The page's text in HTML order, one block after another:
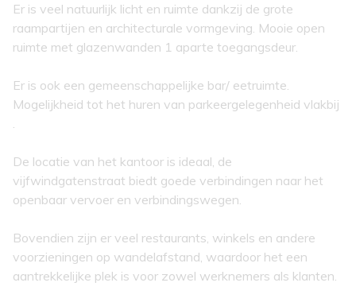
Er is veel natuurlijk licht en ruimte dankzij de grote
raampartijen en architecturale vormgeving. Mooie open
ruimte met glazenwanden 1 aparte toegangsdeur.
Er is ook een gemeenschappelijke bar/ eetruimte.
Mogelijkheid tot het huren van parkeergelegenheid vlakbij
.
De locatie van het kantoor is ideaal, de
vijfwindgatenstraat biedt goede verbindingen naar het
openbaar vervoer en verbindingswegen.
Bovendien zijn er veel restaurants, winkels en andere
voorzieningen op wandelafstand, waardoor het een
aantrekkelijke plek is voor zowel werknemers als klanten.